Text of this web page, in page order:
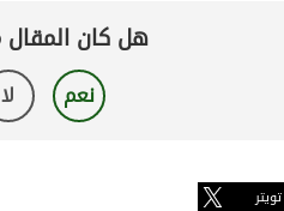
هل كان المقال
نعم لا
تويتر